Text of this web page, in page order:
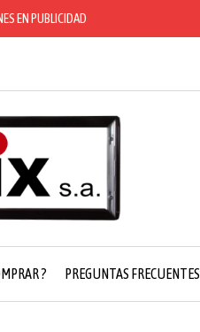
EN PUBLICIDAD
? PREGUNTAS FRECUENTES